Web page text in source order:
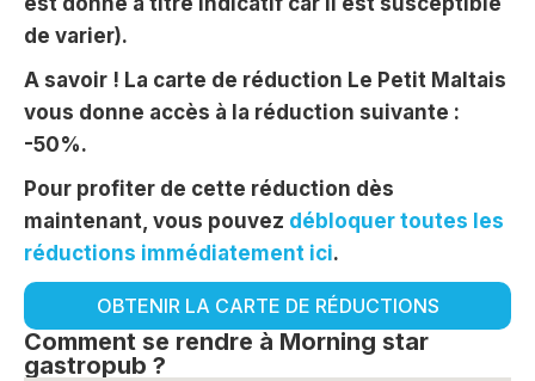
de varier).
A savoir ! La carte de réduction Le Petit Maltais
vous donne accès à la réduction suivante :
-50%.
Pour profiter de cette réduction dès
maintenant, vous pouvez débloquer toutes les
réductions immédiatement ici.
OBTENIR LA CARTE DE RÉDUCTIONS
Comment se rendre à Morning star
gastropub ?